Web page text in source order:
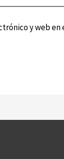
y web